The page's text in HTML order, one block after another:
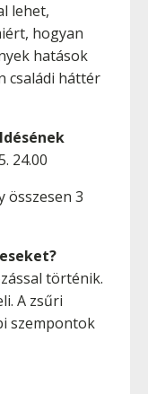
lehet,
hogyan
hatások
családi háttér
24.00
összesen 3
történik.
A zsűri
szempontok